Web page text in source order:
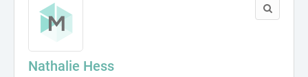
Nathalie Hess